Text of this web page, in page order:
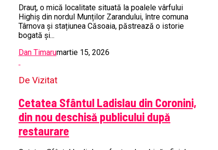
Drauț, o mică localitate situată la poalele vârfului
Highiș din nordul Munților Zarandului, între comuna
Târnova și stațiunea Căsoaia, păstrează o istorie
bogată și...
Dan Timarumartie 15, 2026
De Vizitat
Cetatea Sfântul Ladislau din Coronini,
din nou deschisă publicului după
restaurare